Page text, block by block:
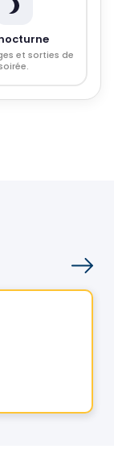
et sorties de
Appartement